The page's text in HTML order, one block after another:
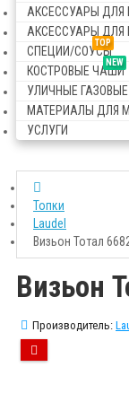
АКСЕССУАРЫ ДЛЯ
АКСЕССУАРЫ ДЛЯ
TOP
СПЕЦИИ/СОУСЫ
NEW
КОСТРОВЫЕ ЧАШИ
УЛИЧНЫЕ
МАТЕРИАЛЫ ДЛЯ
УСЛУГИ
Топки
Laudel
Визьон Тотал
Визьон
Производитель: